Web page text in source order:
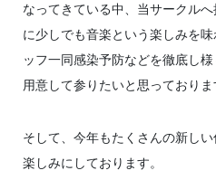
なってきている中、当サークル
に少しでも音楽という楽しみを
ッフ一同感染予防などを徹底し
用意して参りたいと思っておりま
そして、今年もたくさんの新し
楽しみにしております。